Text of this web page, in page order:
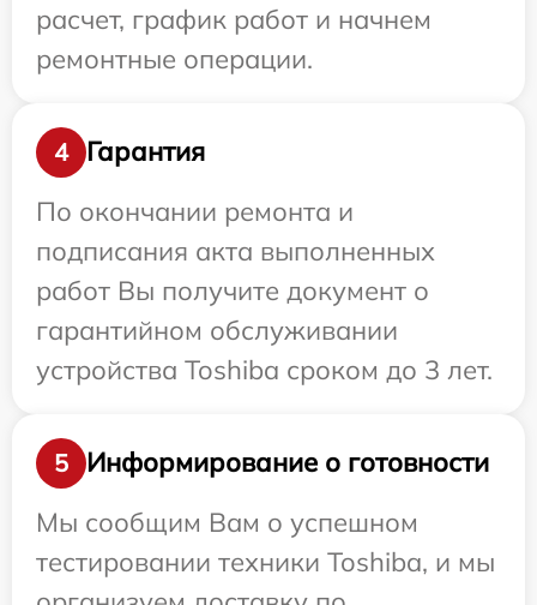
расчет, график работ и начнем
ремонтные операции.
4
Гарантия
По окончании ремонта и
подписания акта выполненных
работ Вы получите документ о
гарантийном обслуживании
устройства Toshiba сроком до 3 лет.
5
Информирование о готовности
Мы сообщим Вам о успешном
тестировании техники Toshiba, и мы